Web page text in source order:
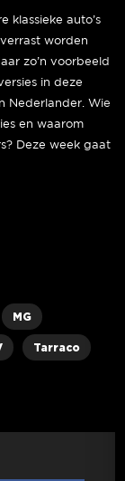
klassieke auto’s
worden
zo’n voorbeeld
in deze
Nederlander. Wie
en waarom
Deze week gaat
MG
Tarraco